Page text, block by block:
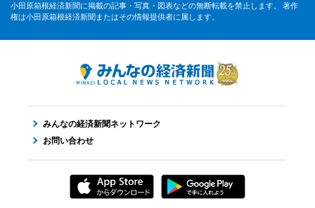
小田原箱根経済新聞に掲載の記事・写真・図表などの無断転載を禁止します。 著作
権は小田原箱根経済新聞またはその情報提供者に属します。
みんなの経済新聞ネットワーク
お問い合わせ